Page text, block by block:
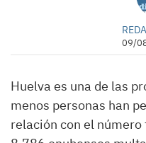
09/
Huelva es una de las
menos personas han
relación con el